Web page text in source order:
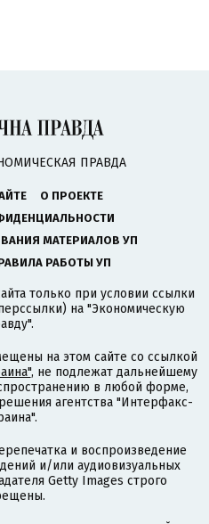
ПРАВДА
О ПРОЕКТЕ
МАТЕРИАЛОВ УП
РАБОТЫ УП
только при условии ссылки
на "Экономическую
на этом сайте со ссылкой
, не подлежат дальнейшему
в любой форме,
агентства "Интерфакс-
и воспроизведение
и/или аудиовизуальных
Getty Images строго